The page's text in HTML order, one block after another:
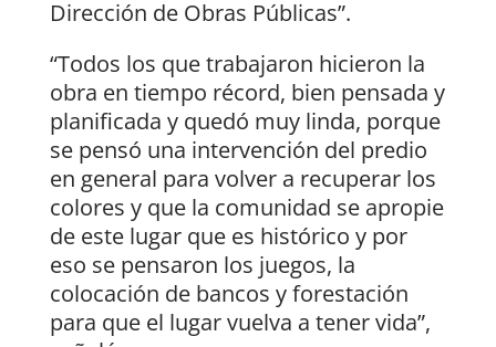
Dirección de Obras Públicas”.
“Todos los que trabajaron hicieron la
obra en tiempo récord, bien pensada y
planificada y quedó muy linda, porque
se pensó una intervención del predio
en general para volver a recuperar los
colores y que la comunidad se apropie
de este lugar que es histórico y por
eso se pensaron los juegos, la
colocación de bancos y forestación
para que el lugar vuelva a tener vida”,